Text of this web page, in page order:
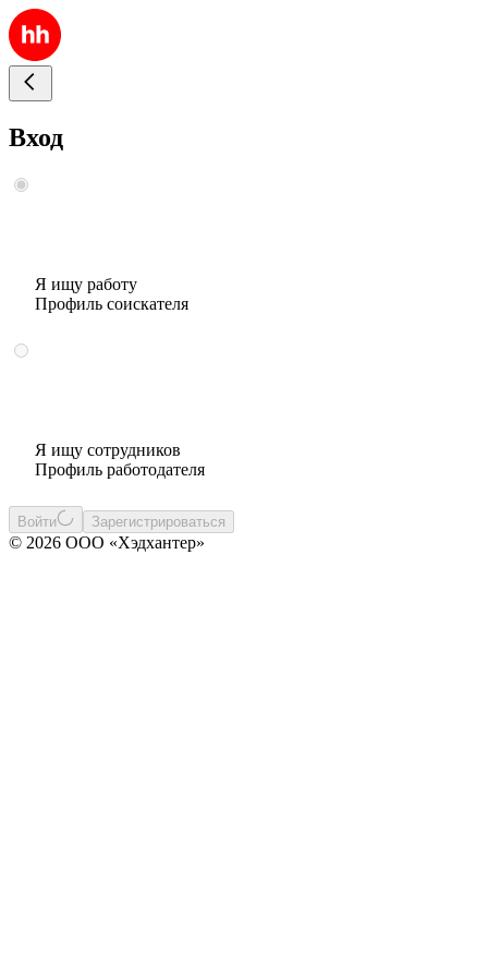
Вход
Я ищу работу
Профиль соискателя
Я ищу сотрудников
Профиль работодателя
Войти Зарегистрироваться
© 2026 ООО «Хэдхантер»